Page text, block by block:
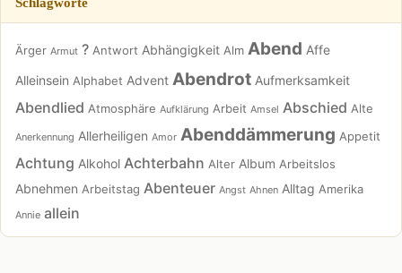
Ärger Armut ? Antwort Abhängigkeit Alm Abend Affe
Alleinsein Alphabet Advent Abendrot Aufmerksamkeit
Abendlied Atmosphäre Aufklärung Arbeit Amsel Abschied Alte
Anerkennung Allerheiligen Amor Abenddämmerung Appetit
Achtung Alkohol Achterbahn Alter Album Arbeitslos
Abnehmen Arbeitstag Abenteuer Angst Ahnen Alltag Amerika
Annie allein